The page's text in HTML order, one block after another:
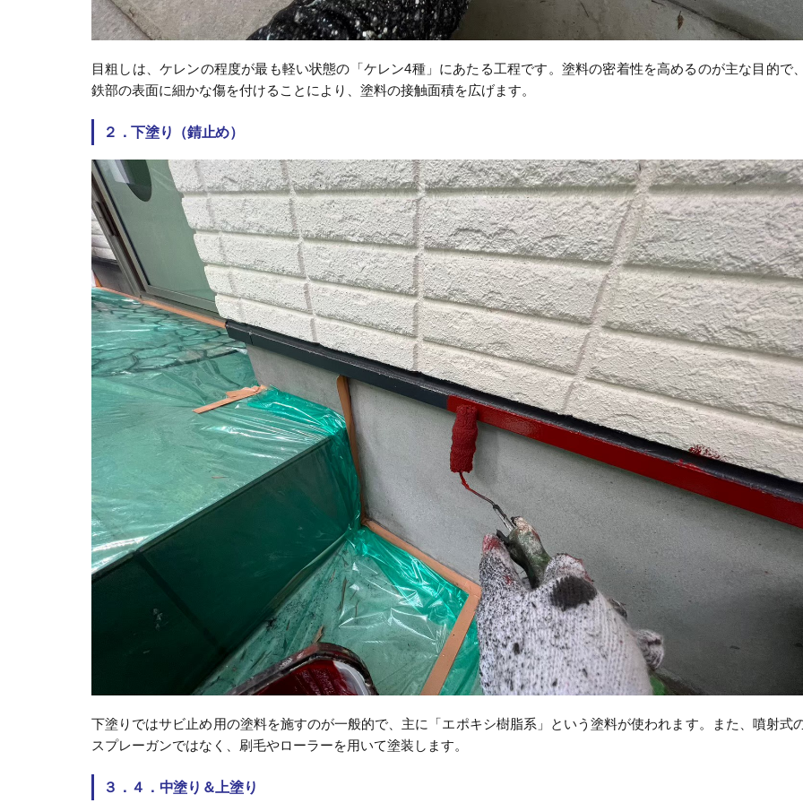
目粗しは、ケレンの程度が最も軽い状態の「ケレン4種」にあたる工程です。塗料の密着性を高めるのが主な目的で
鉄部の表面に細かな傷を付けることにより、塗料の接触面積を広げます。
２．下塗り（錆止め）
下塗りではサビ止め用の塗料を施すのが一般的で、主に「エポキシ樹脂系」という塗料が使われます。また、噴射式
スプレーガンではなく、刷毛やローラーを用いて塗装します。
３．４．中塗り＆上塗り